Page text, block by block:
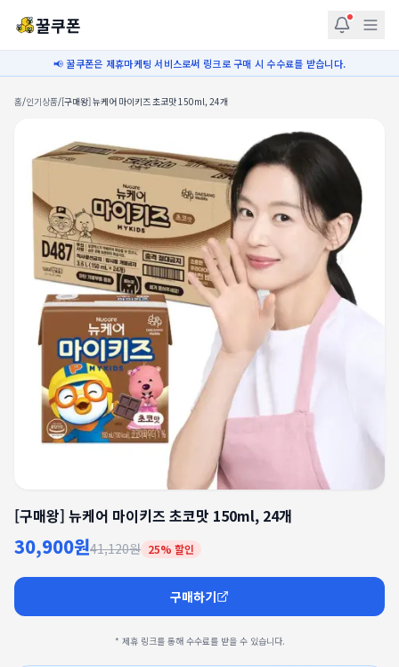
꿀쿠폰
📢 꿀쿠폰은 제휴마케팅 서비스로써 링크로 구매 시 수수료를 받습니다.
홈/인기상품/[구매왕] 뉴케어 마이키즈 초코맛 150ml, 24개
[구매왕] 뉴케어 마이키즈 초코맛 150ml, 24개
30,900원41,120원 25% 할인
구매하기
* 제휴 링크를 통해 수수료를 받을 수 있습니다.